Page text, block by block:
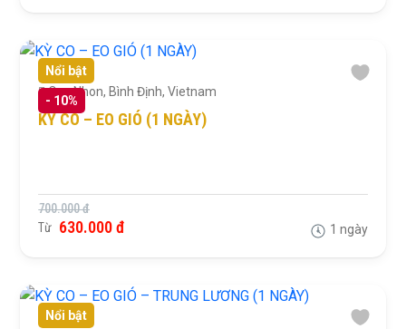
Nổi bật
- 10%
Quy Nhon, Bình Định, Vietnam
KỲ CO – EO GIÓ (1 NGÀY)
700.000 đ
Từ 630.000 đ 1 ngày
Nổi bật